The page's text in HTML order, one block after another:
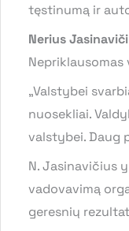
tęstinumą ir
Nerius
„Valstybei
nuosekliai.
valstybei. Daug
N. Jasinavičius
vadovavimą
geresnių